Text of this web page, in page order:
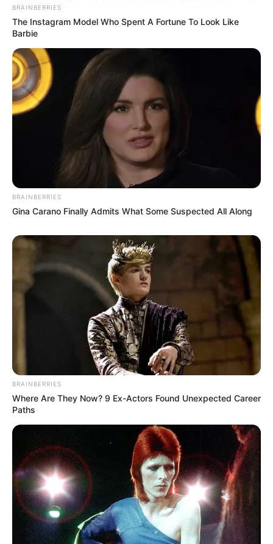
BRAINBERRIES
The Instagram Model Who Spent A Fortune To Look Like
Barbie
BRAINBERRIES
Gina Carano Finally Admits What Some Suspected All Along
BRAINBERRIES
Where Are They Now? 9 Ex-Actors Found Unexpected Career
Paths